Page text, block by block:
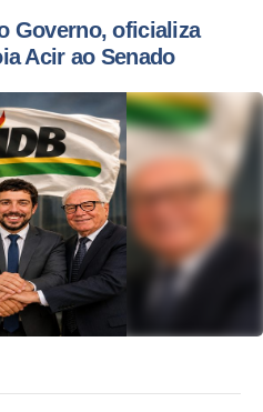
Governo, oficializa
Acir ao Senado